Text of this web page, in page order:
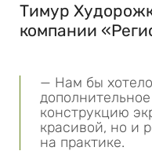
Тимур
компании
— Нам бы
конструкцию
красивой, но и
на практике.